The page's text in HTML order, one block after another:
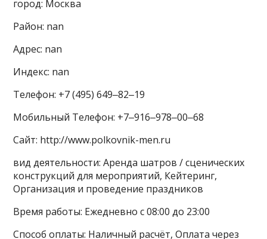
город: Москва
Район: nan
Адрес: nan
Индекс: nan
Телефон: +7 (495) 649‒82‒19
Мобильный Телефон: +7‒916‒978‒00‒68
Сайт: http://www.polkovnik-men.ru
вид деятельности: Аренда шатров / сценических
конструкций для мероприятий, Кейтеринг,
Организация и проведение праздников
Время работы: Ежедневно с 08:00 до 23:00
Способ оплаты: Наличный расчёт, Оплата через